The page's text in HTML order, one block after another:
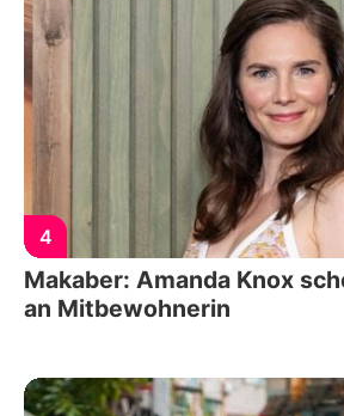
4
Makaber: Amanda Knox
an Mitbewohnerin